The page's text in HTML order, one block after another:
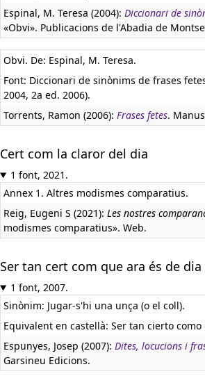
Espinal, M. Teresa (2004): Diccionari de
«Obvi». Publicacions de l'Abadia de
Obvi. De: Espinal, M. Teresa.
Font: Diccionari de sinònims de frases
2004, 2a ed. 2006).
Torrents, Ramon (2006): Frases fetes.
Cert com la claror del dia
1 font, 2021.
Annex 1. Altres modismes comparatius.
Reig, Eugeni S (2021): Les nostres
modismes comparatius». Web.
Ser tan cert com que ara és de dia
1 font, 2007.
Sinònim: Jugar-s'hi una unça (o el coll).
Equivalent en castellà: Ser tan cierto
Espunyes, Josep (2007): Dites, locucions i
Garsineu Edicions.